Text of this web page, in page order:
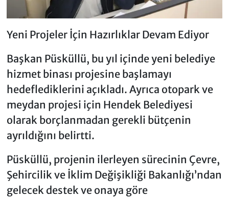
Yeni Projeler İçin Hazırlıklar Devam Ediyor
Başkan Püsküllü, bu yıl içinde yeni belediye
hizmet binası projesine başlamayı
hedeflediklerini açıkladı. Ayrıca otopark ve
meydan projesi için Hendek Belediyesi
olarak borçlanmadan gerekli bütçenin
ayrıldığını belirtti.
Püsküllü, projenin ilerleyen sürecinin Çevre,
Şehircilik ve İklim Değişikliği Bakanlığı’ndan
gelecek destek ve onaya göre